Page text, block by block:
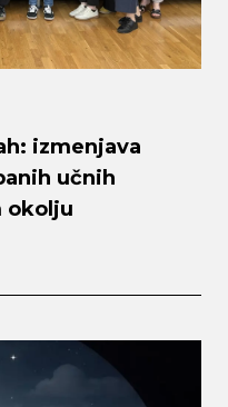
izmenjava
učnih
okolju